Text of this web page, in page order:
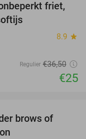
32%
friet,
8.9 star
Regulier €36,50
€25
brows of